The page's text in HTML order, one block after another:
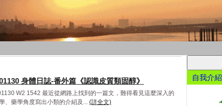
身體日誌-番外篇《認識皮質類固醇》
W2 1542 最近從網路上找到的一篇文，難得看見這麼深入的
、藥學角度寫出小類的介紹及... (詳全文)
自我介紹